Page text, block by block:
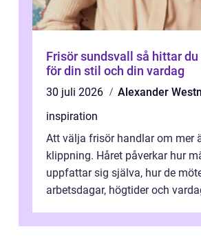
Frisör sundsvall så hittar du rätt salong
för din stil och din vardag
30 juli 2026
Alexander
inspiration
Att välja frisör handlar om mer
klippning. Håret påverkar hur
uppfattar sig själva, hur de
arbetsdagar, högtider och